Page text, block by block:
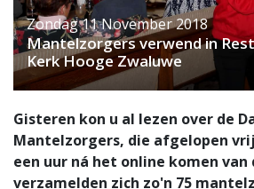
Zondag 11 November 2018
Mantelzorgers verwend in
Kerk Hooge Zwaluwe
Gisteren kon u al lezen over de
Mantelzorgers, die afgelopen
een uur ná het online komen
verzamelden zich zo'n 75